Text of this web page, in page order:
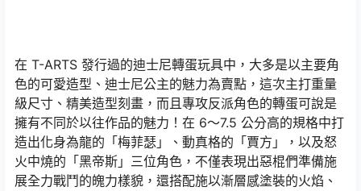
在 T-ARTS 發行過的迪士尼轉蛋玩具中，大多是以主要角
色的可愛造型、迪士尼公主的魅力為賣點，這次主打重量
級尺寸、精美造型刻畫，而且專攻反派角色的轉蛋可說是
擁有不同於以往作品的魅力！在 6〜7.5 公分高的規格中打
造出化身為龍的「梅菲瑟」、動真格的「賈方」，以及怒
火中燒的「黑帝斯」三位角色，不僅表現出惡棍們準備施
展全力戰鬥的魄力樣貌，還搭配施以漸層感塗裝的火焰、